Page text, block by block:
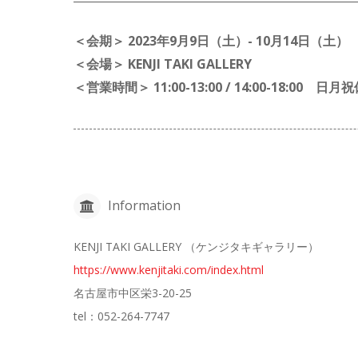
＜会期＞ 2023年9月9日（土）- 10月14日（土）
＜会場＞ KENJI TAKI GALLERY
＜営業時間＞ 11:00-13:00 / 14:00-18:00 日月祝
Information
KENJI TAKI GALLERY （ケンジタキギャラリー）
https://www.kenjitaki.com/index.html
名古屋市中区栄3-20-25
tel：052-264-7747